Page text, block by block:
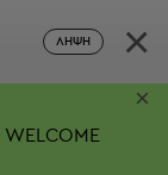
ΛΉΨΗ ×
WELCOME
×